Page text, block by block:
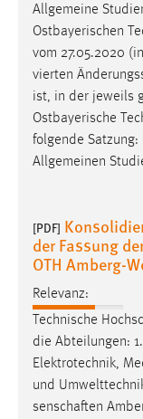
Allgemeine
Ostbayerischen
vom 27.05.2020
vierten
ist, in der jeweils
Ostbayerische
folgende
Allgemeinen
[PDF]
der Fassung
OTH Amberg-
Relevanz:
Technische
die Abteilungen:
Elektrotechnik,
und
senschaften